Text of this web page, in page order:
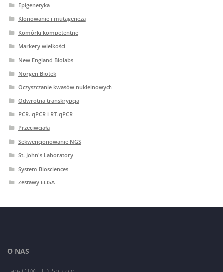
Epigenetyka
Klonowanie i mutageneza
Komórki kompetentne
Markery wielkości
New England Biolabs
Norgen Biotek
Oczyszczanie kwasów nukleinowych
Odwrotna transkrypcja
PCR. qPCR i RT-qPCR
Przeciwciała
Sekwencjonowanie NGS
St. John's Laboratory
System Biosciences
Zestawy ELISA
O NAS